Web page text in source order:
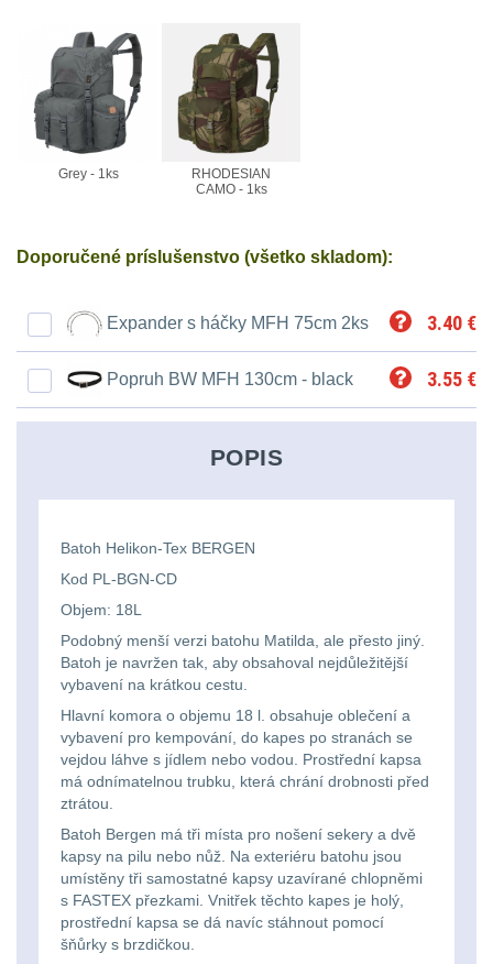
21700
baterie
Svítilny
baterie
Svítilny
pro
CR123A
16340
baterie
Čelové
svetlá
čelovky
Taktické
svietidlá
Lucerny
Doplňky
k
batohům
Svietidlá CRI≥90 1
Laserové značkovače 9
Držiaky a
7
186501
14500 / AA / AAA4
16340 a CR1231
Náhradné diely7
Turistické a
expediční38
Městské batohy41
Méně než 10 L13
10 - 20 L26
Grey - 1ks
RHODESIAN
CAMO - 1ks
Doporučené príslušenstvo (všetko skladom):
Expander s háčky MFH 75cm 2ks 3.40 €
Popruh BW MFH 130cm - black 3.55 €
POPIS
Batoh Helikon-Tex BERGEN
Kod PL-BGN-CD
Objem: 18L
Podobný menší verzi batohu Matilda, ale přesto jiný.
Batoh je navržen tak, aby obsahoval nejdůležitější
vybavení na krátkou cestu.
Hlavní komora o objemu 18 l. obsahuje oblečení a
vybavení pro kempování, do kapes po stranách se
vejdou láhve s jídlem nebo vodou. Prostřední kapsa
má odnímatelnou trubku, která chrání drobnosti před
ztrátou.
Batoh Bergen má tři místa pro nošení sekery a dvě
kapsy na pilu nebo nůž. Na exteriéru batohu jsou
umístěny tři samostatné kapsy uzavírané chlopněmi
s FASTEX přezkami. Vnitřek těchto kapes je holý,
prostřední kapsa se dá navíc stáhnout pomocí
šňůrky s brzdičkou.